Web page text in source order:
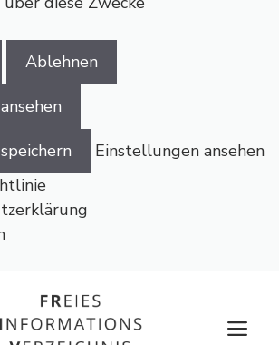
Ablehnen
Einstellungen ansehen